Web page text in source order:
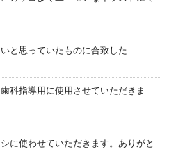
と思っていたものに合致した
科指導用に使用させていただきま
に使わせていただきます。ありがと